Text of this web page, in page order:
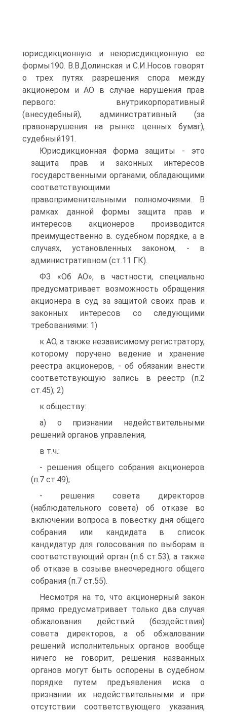
юрисдикционную и неюрисдикционную ее
формы190. В.В.Долинская и С.И.Носов говорят
о трех путях разрешения спора между
акционером и АО в случае нарушения прав
первого: внутрикорпоративный
(внесудебный), административный (за
правонарушения на рынке ценных бумаг),
судебный191.
Юрисдикционная форма защиты - это
защита прав и законных интересов
государственными органами, обладающими
соответствующими
правоприменительными полномочиями. В
рамках данной формы защита прав и
интересов акционеров производится
преимущественно в. судебном порядке, а в
случаях, установленных законом, - в
административном (ст.11 ГК).
ФЗ «Об АО», в частности, специально
предусматривает возможность обращения
акционера в суд за защитой своих прав и
законных интересов со следующими
требованиями: 1)
к АО, а также независимому регистратору,
которому поручено ведение и хранение
реестра акционеров, - об обязании внести
соответствующую запись в реестр (п.2
ст.45); 2)
к обществу:
а) о признании недействительными
решений органов управления,
в т.ч.:
- решения общего собрания акционеров
(п.7 ст.49);
- решения совета директоров
(наблюдательного совета) об отказе во
включении вопроса в повестку дня общего
собрания или кандидата в список
кандидатур для голосования по выборам в
соответствующий орган (п.6 ст.53), а также
об отказе в созыве внеочередного общего
собрания (п.7 ст.55).
Несмотря на то, что акционерный закон
прямо предусматривает только два случая
обжалования действий (бездействия)
совета директоров, а об обжаловании
решений исполнительных органов вообще
ничего не говорит, решения названных
органов могут быть оспорены в судебном
порядке путем предъявления иска о
признании их недействительными и при
отсутствии соответствующего указания,